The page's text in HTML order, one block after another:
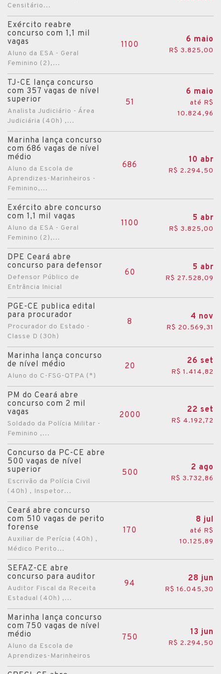
Ipú
Itaitinga
Itapipoca
Jijoca de Jericoacoara
Juazeiro do Norte
Lavras da Mangabeira
Limoeiro do Norte
Maracanaú
Mauriti
Mombaça
Morada Nova
Pacajus
Pacatuba
Quixadá
Quixeramobim
Redenção
Russas
Sobral
Tabuleiro do Norte
Tauá
Tianguá
Trairi
Várzea Alegre
Viçosa do Ceará
Censitário...
Exército reabre
concurso com 1,1 mil
vagas
Aluno da ESA - Geral
Feminino (2),...
1100
6 maio
R$ 3.825,00
TJ-CE lança concurso
com 357 vagas de nível
superior
Analista Judiciário - Área
Judiciária (40h) ,...
51
6 maio
até R$
10.824,96
Marinha lança concurso
com 686 vagas de nível
médio
Aluno da Escola de
Aprendizes-Marinheiros -
Feminino,...
686
10 abr
R$ 2.294,50
Exército abre concurso
com 1,1 mil vagas
Aluno da ESA - Geral
Feminino (2),...
1100
5 abr
R$ 3.825,00
DPE Ceará abre
concurso para defensor
Defensor Público de
Entrância Inicial
60
5 abr
R$ 27.528,09
PGE-CE publica edital
para procurador
Procurador do Estado -
Classe D (30h)
8
4 nov
R$ 20.569,31
Marinha lança concurso
de nível médio
Aluno do C-FSG-QTPA (*)
20
26 set
R$ 1.414,82
PM do Ceará abre
concurso com 2 mil
vagas
Soldado da Polícia Militar -
Feminino ,...
2000
22 set
R$ 4.192,72
Concurso da PC-CE abre
500 vagas de nível
superior
Escrivão da Polícia Civil
(40h) , Inspetor...
500
2 ago
R$ 3.732,86
Ceará abre concurso
com 510 vagas de perito
forense
Auxiliar de Perícia (40h) ,
Médico Perito...
170
8 jul
até R$
10.125,89
SEFAZ-CE abre
concurso para auditor
Auditor Fiscal da Receita
Estadual (40h) ,...
94
28 jun
R$ 16.045,30
Marinha lança concurso
com 750 vagas de nível
médio
Aluno da Escola de
Aprendizes-Marinheiros
750
13 jun
R$ 2.294,50